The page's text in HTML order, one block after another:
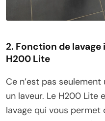
2. Fonction de
H200 Lite
Ce n’est pas
un laveur. Le H200 Lite
lavage qui vous